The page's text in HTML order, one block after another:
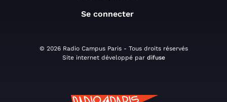
Se connecter
© 2026 Radio Campus Paris - Tous droits réservés
Site internet développé par difuse